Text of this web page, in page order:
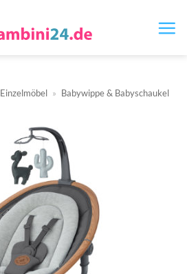
Einzelmöbel » Babywippe & Babyschaukel